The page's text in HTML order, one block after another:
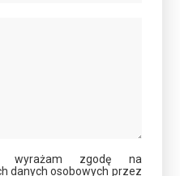
wyrażam zgodę na
danych osobowych przez